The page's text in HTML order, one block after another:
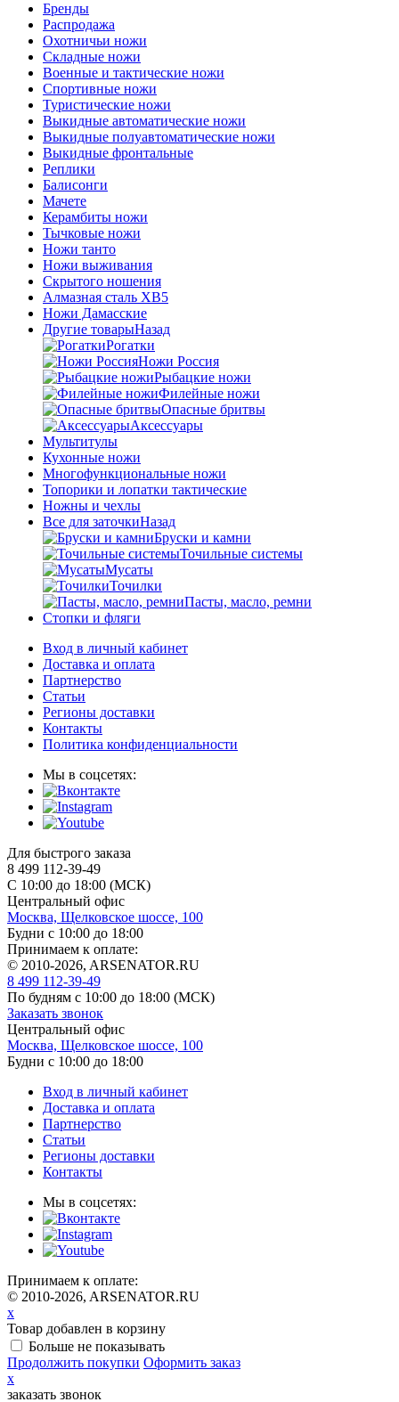
Бренды
Распродажа
Охотничьи ножи
Складные ножи
Военные и тактические ножи
Спортивные ножи
Туристические ножи
Выкидные автоматические ножи
Выкидные полуавтоматические ножи
Выкидные фронтальные
Реплики
Балисонги
Мачете
Керамбиты ножи
Тычковые ножи
Ножи танто
Ножи выживания
Скрытого ношения
Алмазная сталь ХВ5
Ножи Дамасские
Другие товарыНазад
Рогатки
Ножи Россия
Рыбацкие ножи
Филейные ножи
Опасные бритвы
Аксессуары
Мультитулы
Кухонные ножи
Многофункциональные ножи
Топорики и лопатки тактические
Ножны и чехлы
Все для заточкиНазад
Бруски и камни
Точильные системы
Мусаты
Точилки
Пасты, масло, ремни
Стопки и фляги
Вход в личный кабинет
Доставка и оплата
Партнерство
Статьи
Регионы доставки
Контакты
Политика конфиденциальности
Мы в соцсетях:
Для быстрого заказа
8 499 112-39-49
С 10:00 до 18:00 (МСК)
Центральный офис
Москва, Щелковское шоссе, 100
Будни с 10:00 до 18:00
Принимаем к оплате:
© 2010-2026, ARSENATOR.RU
8 499 112-39-49
По будням с 10:00 до 18:00 (МСК)
Заказать звонок
Центральный офис
Москва, Щелковское шоссе, 100
Будни с 10:00 до 18:00
Вход в личный кабинет
Доставка и оплата
Партнерство
Статьи
Регионы доставки
Контакты
Мы в соцсетях:
Принимаем к оплате:
© 2010-2026, ARSENATOR.RU
x
Товар добавлен в корзину
Больше не показывать
Продолжить покупки Оформить заказ
x
заказать звонок